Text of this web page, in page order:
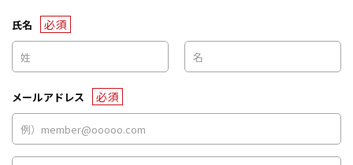
氏名 必須
メールアドレス 必須